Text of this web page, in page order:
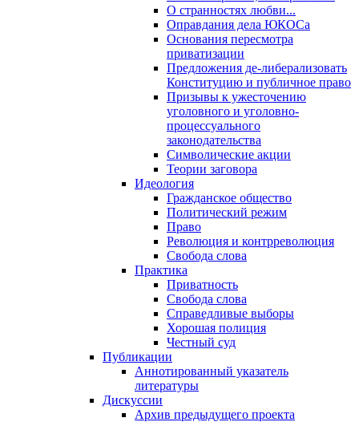
О странностях любви...
Оправдания дела ЮКОСа
Основания пересмотра
приватизации
Предложения де-либерализовать
Конституцию и публичное право
Призывы к ужесточению
уголовного и уголовно-
процессуального
законодательства
Символические акции
Теории заговора
Идеология
Гражданское общество
Политический режим
Право
Революция и контрреволюция
Свобода слова
Практика
Приватность
Свобода слова
Справедливые выборы
Хорошая полиция
Честный суд
Публикации
Аннотированный указатель
литературы
Дискуссии
Архив предыдущего проекта